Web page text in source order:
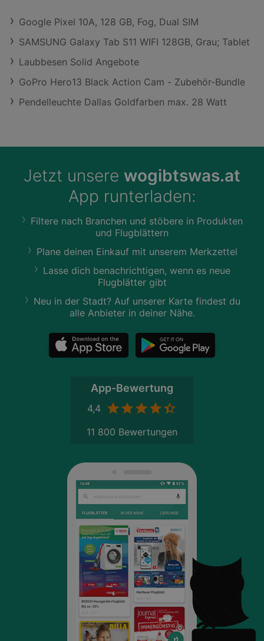
Google Pixel 10A, 128 GB, Fog, Dual SIM
SAMSUNG Galaxy Tab S11 WIFI 128GB, Grau; Tablet
Laubbesen Solid Angebote
GoPro Hero13 Black Action Cam - Zubehör-Bundle
Pendelleuchte Dallas Goldfarben max. 28 Watt
Jetzt unsere wogibtswas.at
App runterladen:
Filtere nach Branchen und stöbere in Produkten
und Flugblättern
Plane deinen Einkauf mit unserem Merkzettel
Lasse dich benachrichtigen, wenn es neue
Flugblätter gibt
Neu in der Stadt? Auf unserer Karte findest du
alle Anbieter in deiner Nähe.
App-Bewertung
4,4
11 800 Bewertungen